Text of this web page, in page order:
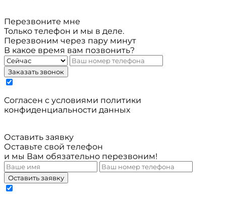
Перезвоните мне
Только телефон и мы в деле.
Перезвоним через пару минут
В какое время вам позвонить?
Заказать звонок
Cогласен с условиями политики
конфиденциальности данных
Оставить заявку
Оставьте свой телефон
и мы Вам обязательно перезвоним!
Оставить заявку